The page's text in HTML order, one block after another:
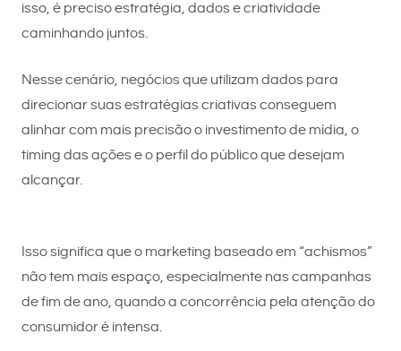
isso, é preciso estratégia, dados e criatividade
caminhando juntos.
Nesse cenário, negócios que utilizam dados para
direcionar suas estratégias criativas conseguem
alinhar com mais precisão o investimento de mídia, o
timing das ações e o perfil do público que desejam
alcançar.
Isso significa que o marketing baseado em “achismos”
não tem mais espaço, especialmente nas campanhas
de fim de ano, quando a concorrência pela atenção do
consumidor é intensa.